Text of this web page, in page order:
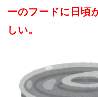
ーのフードに日頃
しい。